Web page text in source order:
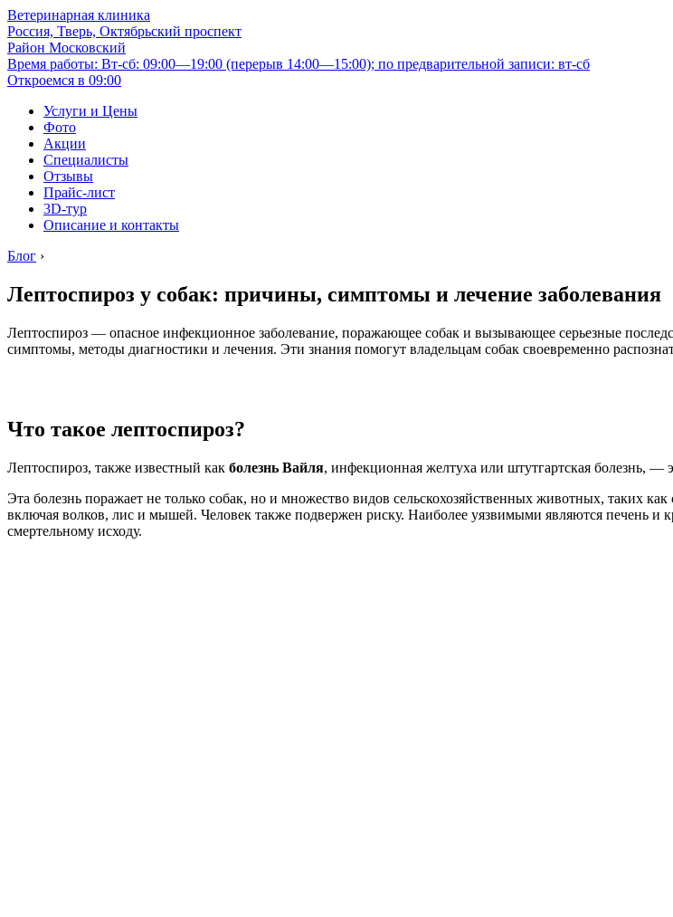
Ветеринарная клиника
Россия, Тверь, Октябрьский проспект
Район Московский
Время работы: Вт-сб: 09:00—19:00 (перерыв 14:00—15:00); по предварительной записи: вт-сб
Откроемся в 09:00
Услуги и Цены
Фото
Акции
Специалисты
Отзывы
Прайс-лист
3D-тур
Описание и контакты
Блог ›
Лептоспироз у собак: причины, симптомы и лечение заболевания
Лептоспироз — опасное инфекционное заболевание, поражающее собак и вызывающее серьезные
симптомы, методы диагностики и лечения. Эти знания помогут владельцам собак своевременно
Что такое лептоспироз?
Лептоспироз, также известный как болезнь Вайля, инфекционная желтуха или штутгартская болезнь, —
Эта болезнь поражает не только собак, но и множество видов сельскохозяйственных животных, таких
включая волков, лис и мышей. Человек также подвержен риску. Наиболее уязвимыми являются печень и
смертельному исходу.